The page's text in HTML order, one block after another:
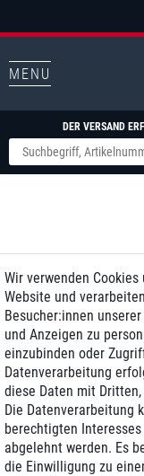
MENU
DER VERSAND
Wir verwenden
Website und
Besucher:innen
und Anzeigen zu
einzubinden oder
Datenverarbeitung
diese Daten mit
Die Datenverarbeitung
berechtigten
abgelehnt werden. Es
die Einwilligung zu